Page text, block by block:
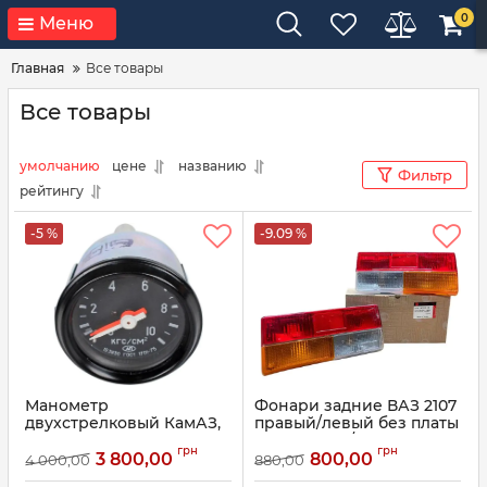
Меню 0
Главная Все товары
Все товары
умолчанию цене
названию
рейтингу
Фильтр
-5 %
Манометр
двухстрелковый КамАЗ,
Автоприбор)
Артикул: 19.3830
4 000,00 3 800,00 грн
-9.09 %
Фонари задние ВАЗ 2107
правый/левый без платы
2107-3716010/11 (комплект)
(пр-во ESER)
Артикул: 2107-3716010/11
880,00 800,00 грн